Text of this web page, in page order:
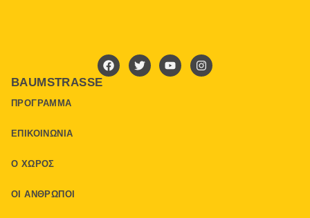
BAUMSTRASSE
ΠΡΌΓΡΑΜΜΑ
ΕΠΙΚΟΙΝΩΝΊΑ
Ο ΧΏΡΟΣ
ΟΙ ΆΝΘΡΩΠΟΙ